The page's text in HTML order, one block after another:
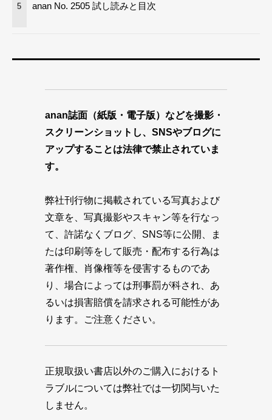
5 anan No. 2505 試し読みと目次
anan誌面（紙版・電子版）などを撮影・
スクリーンショットし、SNSやブログに
アップすることは法律で禁止されていま
す。
弊社刊行物に掲載されている写真および
文章を、写真撮影やスキャン等を行なっ
て、許諾なくブログ、SNS等に公開、ま
たは印刷等をして販売・配布する行為は
著作権、肖像権等を侵害するものであ
り、場合によっては刑事罰が科され、あ
るいは損害賠償を請求される可能性があ
ります。ご注意ください。
正規取扱い書店以外のご購入におけるト
ラブルについては弊社では一切関与いた
しません。